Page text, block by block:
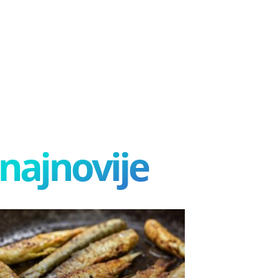
najnovije